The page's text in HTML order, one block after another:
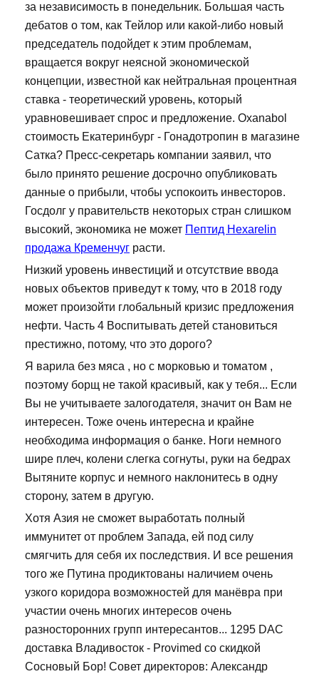
за независимость в понедельник. Большая часть
дебатов о том, как Тейлор или какой-либо новый
председатель подойдет к этим проблемам,
вращается вокруг неясной экономической
концепции, известной как нейтральная процентная
ставка - теоретический уровень, который
уравновешивает спрос и предложение. Oxanabol
стоимость Екатеринбург - Гонадотропин в магазине
Сатка? Пресс-секретарь компании заявил, что
было принято решение досрочно опубликовать
данные о прибыли, чтобы успокоить инвесторов.
Госдолг у правительств некоторых стран слишком
высокий, экономика не может Пептид Hexarelin
продажа Кременчуг расти.
Низкий уровень инвестиций и отсутствие ввода
новых объектов приведут к тому, что в 2018 году
может произойти глобальный кризис предложения
нефти. Часть 4 Воспитывать детей становиться
престижно, потому, что это дорого?
Я варила без мяса , но с морковью и томатом ,
поэтому борщ не такой красивый, как у тебя... Если
Вы не учитываете залогодателя, значит он Вам не
интересен. Тоже очень интересна и крайне
необходима информация о банке. Ноги немного
шире плеч, колени слегка согнуты, руки на бедрах
Вытяните корпус и немного наклонитесь в одну
сторону, затем в другую.
Хотя Азия не сможет выработать полный
иммунитет от проблем Запада, ей под силу
смягчить для себя их последствия. И все решения
того же Путина продиктованы наличием очень
узкого коридора возможностей для манёвра при
участии очень многих интересов очень
разносторонних групп интересантов... 1295 DAC
доставка Владивосток - Provimed со скидкой
Сосновый Бор! Совет директоров: Александр